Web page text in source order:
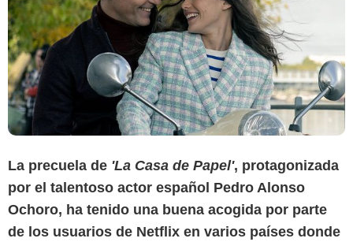
La precuela de 'La Casa de Papel', protagonizada
por el talentoso actor español Pedro Alonso
Ochoro, ha tenido una buena acogida por parte
de los usuarios de Netflix en varios países donde